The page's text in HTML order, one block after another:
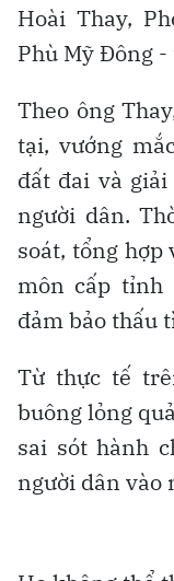
Hoài Thay,
Phù Mỹ Đông
Theo ông
tại, vướng
đất đai và
người dân.
soát, tổng
môn cấp tỉnh
đảm bảo thấu
Từ thực tế
buông lỏng
sai sót hành
người dân vào